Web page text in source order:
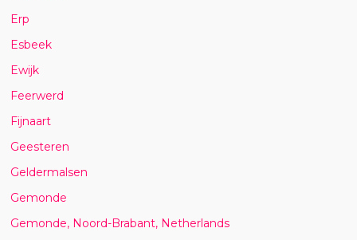
Erp
Esbeek
Ewijk
Feerwerd
Fijnaart
Geesteren
Geldermalsen
Gemonde
Gemonde, Noord-Brabant, Netherlands